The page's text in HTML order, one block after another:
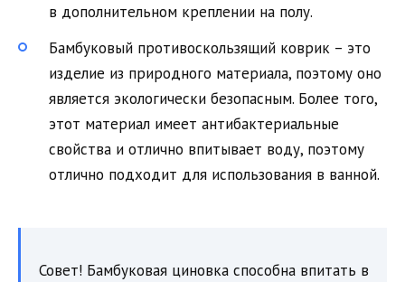
в дополнительном креплении на полу.
Бамбуковый противоскользящий коврик – это
изделие из природного материала, поэтому оно
является экологически безопасным. Более того,
этот материал имеет антибактериальные
свойства и отлично впитывает воду, поэтому
отлично подходит для использования в ванной.
Совет! Бамбуковая циновка способна впитать в